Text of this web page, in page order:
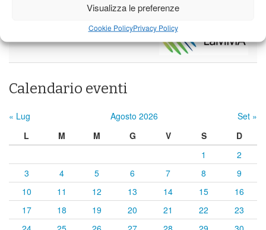
Visualizza le preferenze
Cookie PolicyPrivacy Policy
Previsioni a cura di:
Calendario eventi
« Lug Agosto 2026
Set »
L
M M G V S
D
1
2
3
4 5 6 7 8
9
10
11 12 13 14 15
16
17
18 19 20 21 22
23